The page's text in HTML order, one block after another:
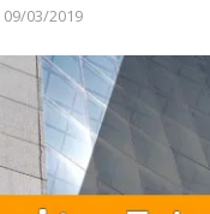
09/03/2019